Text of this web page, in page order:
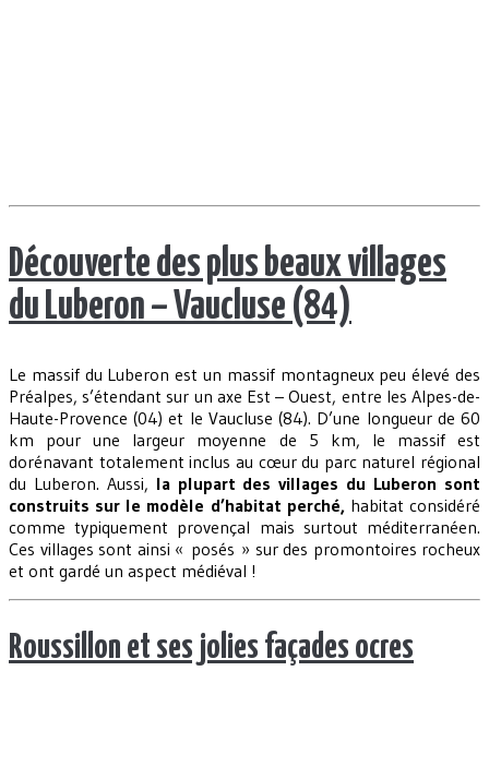
Découverte des plus beaux villages
du Luberon – Vaucluse (84)
Le massif du Luberon est un massif montagneux peu élevé des
Préalpes, s’étendant sur un axe Est – Ouest, entre les Alpes-de-
Haute-Provence (04) et le Vaucluse (84). D’une longueur de 60
km pour une largeur moyenne de 5 km, le massif est
dorénavant totalement inclus au cœur du parc naturel régional
du Luberon. Aussi, la plupart des villages du Luberon sont
construits sur le modèle d’habitat perché, habitat considéré
comme typiquement provençal mais surtout méditerranéen.
Ces villages sont ainsi « posés » sur des promontoires rocheux
et ont gardé un aspect médiéval !
Roussillon et ses jolies façades ocres